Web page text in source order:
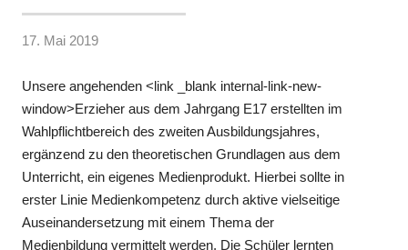
17. Mai 2019
Unsere angehenden <link _blank internal-link-new-
window>Erzieher aus dem Jahrgang E17 erstellten im
Wahlpflichtbereich des zweiten Ausbildungsjahres,
ergänzend zu den theoretischen Grundlagen aus dem
Unterricht, ein eigenes Medienprodukt. Hierbei sollte in
erster Linie Medienkompetenz durch aktive vielseitige
Auseinandersetzung mit einem Thema der
Medienbildung vermittelt werden. Die Schüler lernten